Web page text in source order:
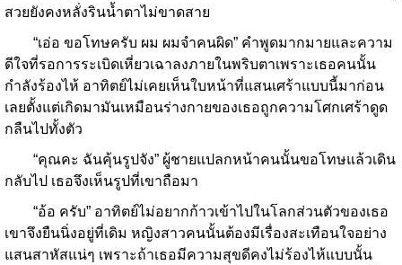
สวยยังคงหลั่งรินน้ำตาไม่ขาดสาย
“เอ่อ ขอโทษครับ ผม ผมจำคนผิด” คำพูดมากมายและความ
ดีใจที่รอการระเบิดเหี่ยวเฉาลงภายในพริบตาเพราะเธอคนนั้น
กำลังร้องไห้ อาทิตย์ไม่เคยเห็นใบหน้าที่แสนเศร้าแบบนี้มาก่อน
เลยตั้งแต่เกิดมามันเหมือนร่างกายของเธอถูกความโศกเศร้าดูด
กลืนไปทั้งตัว
“คุณคะ ฉันคุ้นรูปจัง” ผู้ชายแปลกหน้าคนนั้นขอโทษแล้วเดิน
กลับไป เธอจึงเห็นรูปที่เขาถือมา
“อ้อ ครับ” อาทิตย์ไม่อยากก้าวเข้าไปในโลกส่วนตัวของเธอ
เขาจึงยืนนิ่งอยู่ที่เดิม หญิงสาวคนนั้นต้องมีเรื่องสะเทือนใจอย่าง
แสนสาหัสแน่ๆ เพราะถ้าเธอมีความสุขดีคงไม่ร้องไห้แบบนั้น